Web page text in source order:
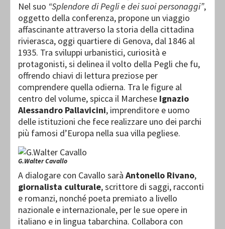
Nel suo “Splendore di Pegli e dei suoi personaggi”,
oggetto della conferenza, propone un viaggio
affascinante attraverso la storia della cittadina
rivierasca, oggi quartiere di Genova, dal 1846 al
1935. Tra sviluppi urbanistici, curiosità e
protagonisti, si delinea il volto della Pegli che fu,
offrendo chiavi di lettura preziose per
comprendere quella odierna. Tra le figure al
centro del volume, spicca il Marchese Ignazio
Alessandro Pallavicini, imprenditore e uomo
delle istituzioni che fece realizzare uno dei parchi
più famosi d’Europa nella sua villa pegliese.
G.Walter Cavallo
A dialogare con Cavallo sarà Antonello Rivano,
giornalista culturale, scrittore di saggi, racconti
e romanzi, nonché poeta premiato a livello
nazionale e internazionale, per le sue opere in
italiano e in lingua tabarchina. Collabora con